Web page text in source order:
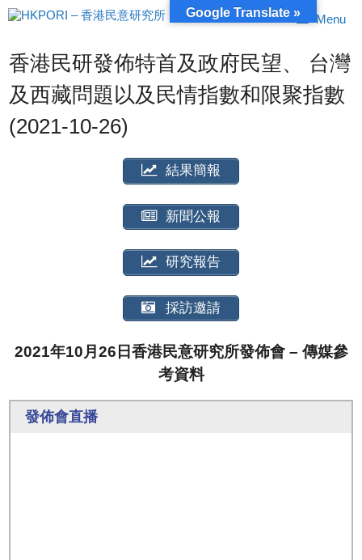
跳
至
容
Menu
香港民研發佈特首及政府民望、 台灣
及西藏問題以及民情指數和限聚指數
(2021-10-26)
結果簡報
新聞公報
研究報告
採訪邀請
2021年10月26日香港民意研究所發佈會 – 傳媒參
考資料
發佈會直播
Google Translate »